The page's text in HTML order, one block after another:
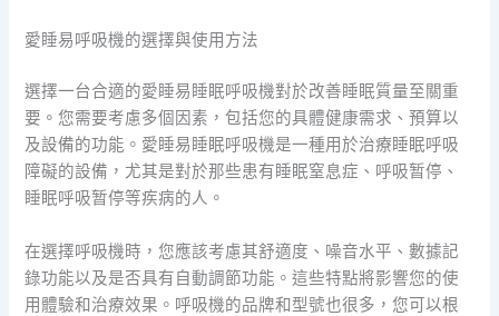
愛睡易呼吸機的選擇與使用方法
選擇一台合適的愛睡易睡眠呼吸機對於改善睡眠質量至關重
要。您需要考慮多個因素，包括您的具體健康需求、預算以
及設備的功能。愛睡易睡眠呼吸機是一種用於治療睡眠呼吸
障礙的設備，尤其是對於那些患有睡眠窒息症、呼吸暂停、
睡眠呼吸暂停等疾病的人。
在選擇呼吸機時，您應該考慮其舒適度、噪音水平、數據記
錄功能以及是否具有自動調節功能。這些特點將影響您的使
用體驗和治療效果。呼吸機的品牌和型號也很多，您可以根